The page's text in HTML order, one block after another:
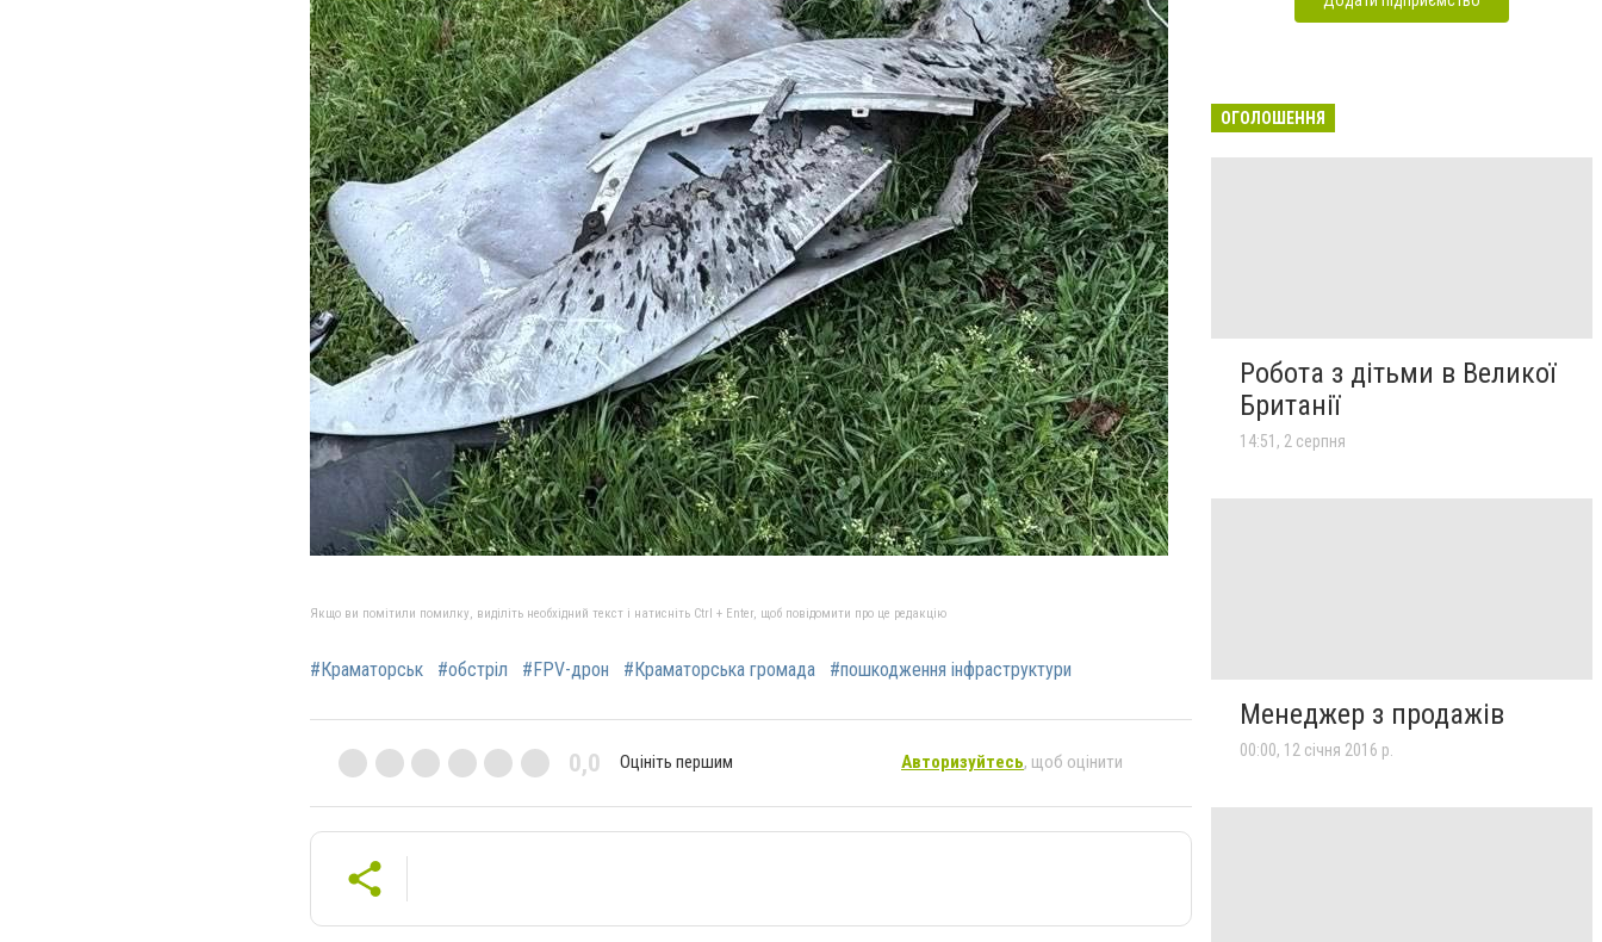
Якщо ви помітили помилку, виділіть необхідний текст і натисніть Ctrl + Enter, щоб повідомити про це редакцію
#Краматорськ #обстріл #FPV-дрон #Краматорська громада #пошкодження інфраструктури
0,0 Оцініть першим Авторизуйтесь, щоб оцінити
ОГОЛОШЕННЯ
Робота з дітьми в Великої
Британії
14:51, 2 серпня
Менеджер з продажів
00:00, 12 січня 2016 р.